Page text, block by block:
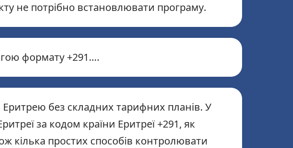
не потрібно встановлювати програму.
формату +291….
без складних тарифних планів. У
за кодом країни Еритреї +291, як
кілька простих способів контролювати